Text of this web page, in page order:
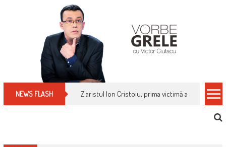
NEWS FLASH Ziaristul Ion Cristoiu, prima victimă a noi